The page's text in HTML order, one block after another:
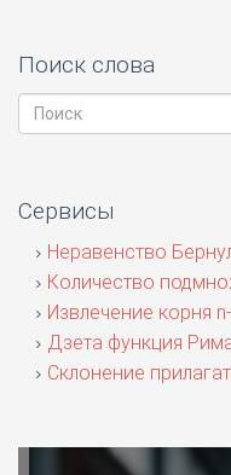
Поиск слова
Сервисы
Неравенство
Количество
Извлечение корня
Дзета функция
Склонение